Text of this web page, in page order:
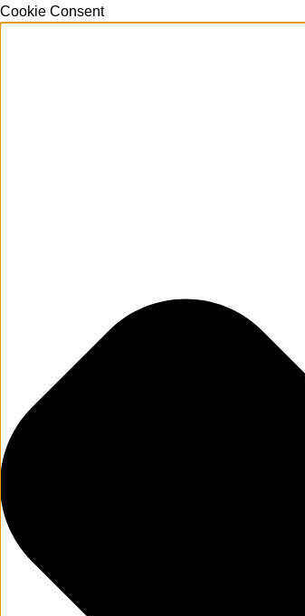
Cookie Consent